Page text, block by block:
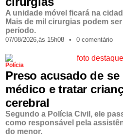
A unidade móvel ficará na
Mais de mil cirurgias podem
período.
07/08/2026,às 15h08 • 0 comentário
Polícia
Preso acusado de
médico e tratar
cerebral
Segundo a Polícia Civil, ele
como responsável pela
do menor.